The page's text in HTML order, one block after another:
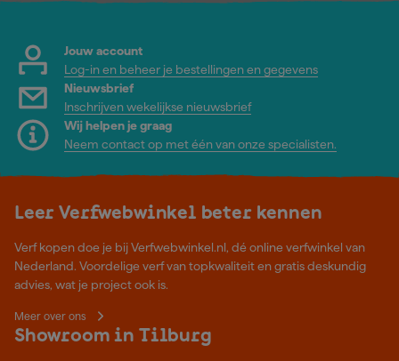
Jouw account
Log-in en beheer je bestellingen en gegevens
Nieuwsbrief
Inschrijven wekelijkse nieuwsbrief
Wij helpen je graag
Neem contact op met één van onze specialisten.
Leer Verfwebwinkel beter kennen
Verf kopen doe je bij Verfwebwinkel.nl, dé online verfwinkel van
Nederland. Voordelige verf van topkwaliteit en gratis deskundig
advies, wat je project ook is.
Meer over ons
Showroom in Tilburg